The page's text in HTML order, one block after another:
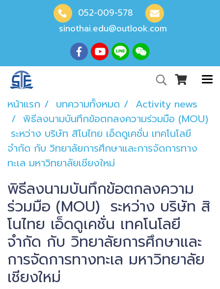
052-009-578
sinothai.edu@outlook.com
หน้าแรก บทความทั้งหมด
Activity news
พิธีลงนามบันทึกข้อตกลงความร่วมมือ (MOU)
ระหว่าง บริษัท สิโนไทย เอ็ดดูเคชั่น เทคโนโลยี
จำกัด กับ วิทยาลัยการศึกษาและการจัดการทาง
ทะเล มหาวิทยาลัยเชียงใหม่
พิธีลงนามบันทึกข้อตกลงความ
ร่วมมือ (MOU) ระหว่าง บริษัท สิ
โนไทย เอ็ดดูเคชั่น เทคโนโลยี
จำกัด กับ วิทยาลัยการศึกษาและ
การจัดการทางทะเล มหาวิทยาลัย
เชียงใหม่